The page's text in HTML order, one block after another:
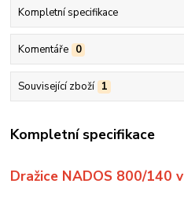
Kompletní specifikace
Komentáře 0
Související zboží 1
Kompletní specifikace
Dražice NADOS 800/140